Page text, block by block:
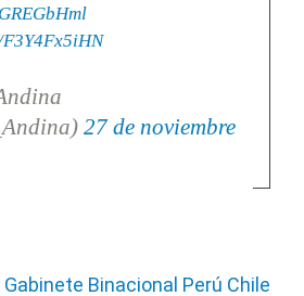
27 de noviembre
Binacional Perú Chile